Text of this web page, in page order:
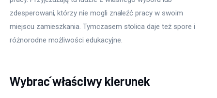
Uroda
zdesperowani, którzy nie mogli znaleźć pracy w swoim
miejscu zamieszkania. Tymczasem stolica daje też spore i
różnorodne możliwości edukacyjne.
Wybrać właściwy kierunek